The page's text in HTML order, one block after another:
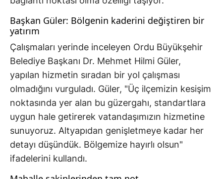
Başkan Güler: Bölgenin kaderini değiştiren bir
yatırım
Çalışmaları yerinde inceleyen Ordu Büyükşehir
Belediye Başkanı Dr. Mehmet Hilmi Güler,
yapılan hizmetin sıradan bir yol çalışması
olmadığını vurguladı. Güler, "Üç ilçemizin kesişim
noktasında yer alan bu güzergahı, standartlara
uygun hale getirerek vatandaşımızın hizmetine
sunuyoruz. Altyapıdan genişletmeye kadar her
detayı düşündük. Bölgemize hayırlı olsun"
ifadelerini kullandı.